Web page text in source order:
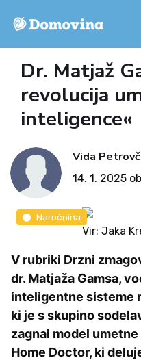
Dr. Matjaž
revolucija
inteligence«
Vida
14. 1. 2025
Vir: Jaka
Naročnina
V rubriki Drzni
dr. Matjaža Gamsa,
inteligentne sisteme
ki je s skupino
zagnal model
Home Doctor, ki